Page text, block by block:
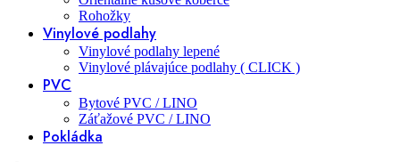
Rohožky
Vinylové podlahy
Vinylové podlahy lepené
Vinylové plávajúce podlahy ( CLICK )
PVC
Bytové PVC / LINO
Záťažové PVC / LINO
Pokládka